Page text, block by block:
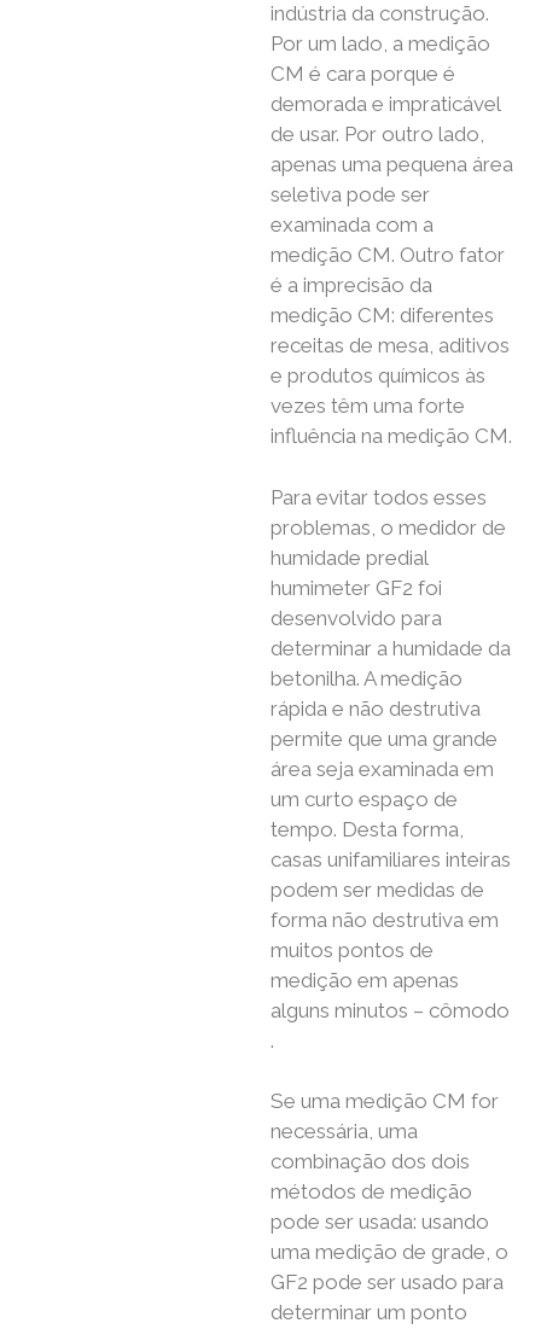
indústria da construção.
Por um lado, a medição
CM é cara porque é
demorada e impraticável
de usar. Por outro lado,
apenas uma pequena área
seletiva pode ser
examinada com a
medição CM. Outro fator
é a imprecisão da
medição CM: diferentes
receitas de mesa, aditivos
e produtos químicos às
vezes têm uma forte
influência na medição CM.
Para evitar todos esses
problemas, o medidor de
humidade predial
humimeter GF2 foi
desenvolvido para
determinar a humidade da
betonilha. A medição
rápida e não destrutiva
permite que uma grande
área seja examinada em
um curto espaço de
tempo. Desta forma,
casas unifamiliares inteiras
podem ser medidas de
forma não destrutiva em
muitos pontos de
medição em apenas
alguns minutos – cômodo
.
Se uma medição CM for
necessária, uma
combinação dos dois
métodos de medição
pode ser usada: usando
uma medição de grade, o
GF2 pode ser usado para
determinar um ponto